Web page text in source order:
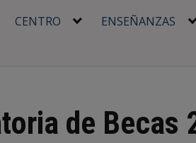
CENTRO ENSEÑANZAS
de Becas